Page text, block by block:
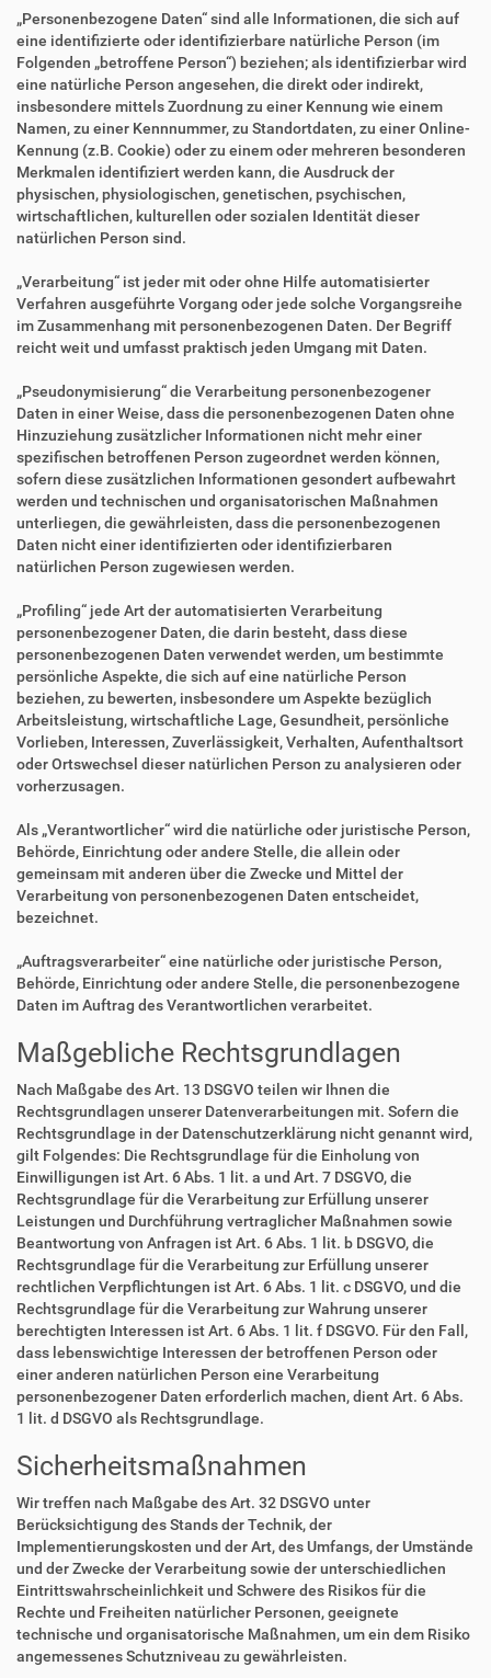
„Personenbezogene Daten“ sind alle Informationen, die sich auf
eine identifizierte oder identifizierbare natürliche Person (im
Folgenden „betroffene Person“) beziehen; als identifizierbar wird
eine natürliche Person angesehen, die direkt oder indirekt,
insbesondere mittels Zuordnung zu einer Kennung wie einem
Namen, zu einer Kennnummer, zu Standortdaten, zu einer Online-
Kennung (z.B. Cookie) oder zu einem oder mehreren besonderen
Merkmalen identifiziert werden kann, die Ausdruck der
physischen, physiologischen, genetischen, psychischen,
wirtschaftlichen, kulturellen oder sozialen Identität dieser
natürlichen Person sind.
„Verarbeitung“ ist jeder mit oder ohne Hilfe automatisierter
Verfahren ausgeführte Vorgang oder jede solche Vorgangsreihe
im Zusammenhang mit personenbezogenen Daten. Der Begriff
reicht weit und umfasst praktisch jeden Umgang mit Daten.
„Pseudonymisierung“ die Verarbeitung personenbezogener
Daten in einer Weise, dass die personenbezogenen Daten ohne
Hinzuziehung zusätzlicher Informationen nicht mehr einer
spezifischen betroffenen Person zugeordnet werden können,
sofern diese zusätzlichen Informationen gesondert aufbewahrt
werden und technischen und organisatorischen Maßnahmen
unterliegen, die gewährleisten, dass die personenbezogenen
Daten nicht einer identifizierten oder identifizierbaren
natürlichen Person zugewiesen werden.
„Profiling“ jede Art der automatisierten Verarbeitung
personenbezogener Daten, die darin besteht, dass diese
personenbezogenen Daten verwendet werden, um bestimmte
persönliche Aspekte, die sich auf eine natürliche Person
beziehen, zu bewerten, insbesondere um Aspekte bezüglich
Arbeitsleistung, wirtschaftliche Lage, Gesundheit, persönliche
Vorlieben, Interessen, Zuverlässigkeit, Verhalten, Aufenthaltsort
oder Ortswechsel dieser natürlichen Person zu analysieren oder
vorherzusagen.
Als „Verantwortlicher“ wird die natürliche oder juristische Person,
Behörde, Einrichtung oder andere Stelle, die allein oder
gemeinsam mit anderen über die Zwecke und Mittel der
Verarbeitung von personenbezogenen Daten entscheidet,
bezeichnet.
„Auftragsverarbeiter“ eine natürliche oder juristische Person,
Behörde, Einrichtung oder andere Stelle, die personenbezogene
Daten im Auftrag des Verantwortlichen verarbeitet.
Maßgebliche Rechtsgrundlagen
Nach Maßgabe des Art. 13 DSGVO teilen wir Ihnen die
Rechtsgrundlagen unserer Datenverarbeitungen mit. Sofern die
Rechtsgrundlage in der Datenschutzerklärung nicht genannt wird,
gilt Folgendes: Die Rechtsgrundlage für die Einholung von
Einwilligungen ist Art. 6 Abs. 1 lit. a und Art. 7 DSGVO, die
Rechtsgrundlage für die Verarbeitung zur Erfüllung unserer
Leistungen und Durchführung vertraglicher Maßnahmen sowie
Beantwortung von Anfragen ist Art. 6 Abs. 1 lit. b DSGVO, die
Rechtsgrundlage für die Verarbeitung zur Erfüllung unserer
rechtlichen Verpflichtungen ist Art. 6 Abs. 1 lit. c DSGVO, und die
Rechtsgrundlage für die Verarbeitung zur Wahrung unserer
berechtigten Interessen ist Art. 6 Abs. 1 lit. f DSGVO. Für den Fall,
dass lebenswichtige Interessen der betroffenen Person oder
einer anderen natürlichen Person eine Verarbeitung
personenbezogener Daten erforderlich machen, dient Art. 6 Abs.
1 lit. d DSGVO als Rechtsgrundlage.
Sicherheitsmaßnahmen
Wir treffen nach Maßgabe des Art. 32 DSGVO unter
Berücksichtigung des Stands der Technik, der
Implementierungskosten und der Art, des Umfangs, der Umstände
und der Zwecke der Verarbeitung sowie der unterschiedlichen
Eintrittswahrscheinlichkeit und Schwere des Risikos für die
Rechte und Freiheiten natürlicher Personen, geeignete
technische und organisatorische Maßnahmen, um ein dem Risiko
angemessenes Schutzniveau zu gewährleisten.